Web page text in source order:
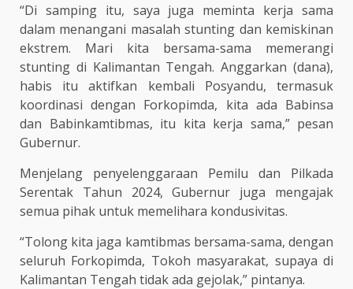
“Di samping itu, saya juga meminta kerja sama
dalam menangani masalah stunting dan kemiskinan
ekstrem. Mari kita bersama-sama memerangi
stunting di Kalimantan Tengah. Anggarkan (dana),
habis itu aktifkan kembali Posyandu, termasuk
koordinasi dengan Forkopimda, kita ada Babinsa
dan Babinkamtibmas, itu kita kerja sama,” pesan
Gubernur.
Menjelang penyelenggaraan Pemilu dan Pilkada
Serentak Tahun 2024, Gubernur juga mengajak
semua pihak untuk memelihara kondusivitas.
“Tolong kita jaga kamtibmas bersama-sama, dengan
seluruh Forkopimda, Tokoh masyarakat, supaya di
Kalimantan Tengah tidak ada gejolak,” pintanya.